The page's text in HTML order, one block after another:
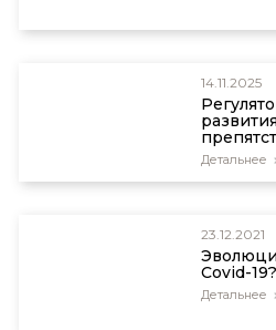
14.11.2025
Детальнее
23.12.2021
Covid-19?
Детальнее